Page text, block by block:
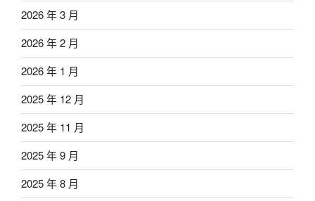
2026 年 3 月
2026 年 2 月
2026 年 1 月
2025 年 12 月
2025 年 11 月
2025 年 9 月
2025 年 8 月